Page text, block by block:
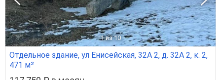
1 из 10
Отдельное здание, ул Енисейская, 32А 2, д. 32А 2, к. 2,
471 м²